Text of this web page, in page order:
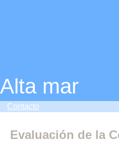
Alta mar
Contacto
Evaluación de la